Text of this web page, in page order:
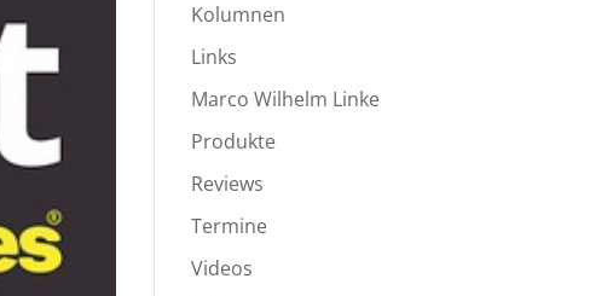
Kolumnen
Links
Marco Wilhelm Linke
Produkte
Reviews
Termine
Videos